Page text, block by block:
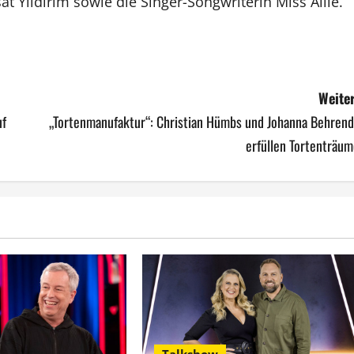
„Tortenmanufaktur“: Christian Hümbs und Johanna
erfüllen